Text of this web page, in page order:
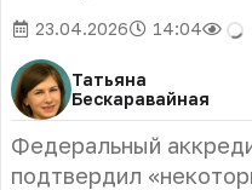
23.04.2026 14:04
Татьяна
Бескаравайная
Федеральный
подтвердил